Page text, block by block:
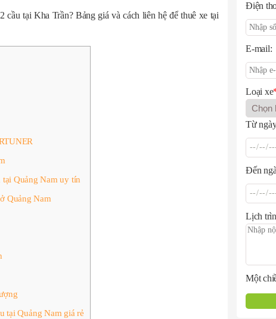
tại Kha Trần? Bảng giá và cách liên hệ để thuê xe tại
tại Quảng Nam uy tín
Quảng Nam
tại Quảng Nam giá rẻ
Điện
E-mail:
Loại xe
Từ
Đến
Lịch
Một